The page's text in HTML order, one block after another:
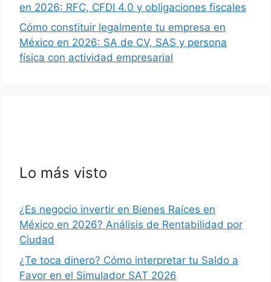
en 2026: RFC, CFDI 4.0 y obligaciones fiscales
Cómo constituir legalmente tu empresa en
México en 2026: SA de CV, SAS y persona
física con actividad empresarial
Lo más visto
¿Es negocio invertir en Bienes Raíces en
México en 2026? Análisis de Rentabilidad por
Ciudad
¿Te toca dinero? Cómo interpretar tu Saldo a
Favor en el Simulador SAT 2026